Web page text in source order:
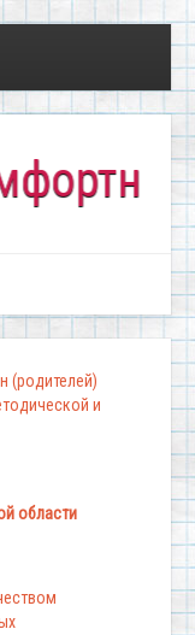
(родителей)
и
области